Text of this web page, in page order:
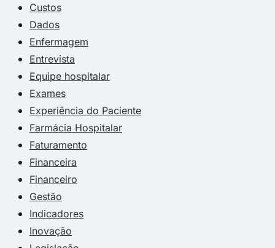
Custos
Dados
Enfermagem
Entrevista
Equipe hospitalar
Exames
Experiência do Paciente
Farmácia Hospitalar
Faturamento
Financeira
Financeiro
Gestão
Indicadores
Inovação